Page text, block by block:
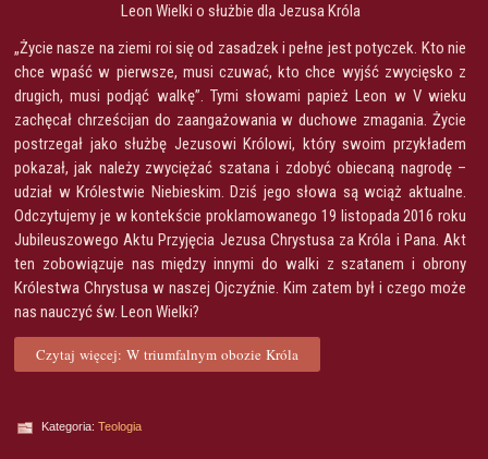
Leon Wielki o służbie dla Jezusa Króla
„Życie nasze na ziemi roi się od zasadzek i pełne jest potyczek. Kto nie
chce wpaść w pierwsze, musi czuwać, kto chce wyjść zwycięsko z
drugich, musi podjąć walkę”. Tymi słowami papież Leon w V wieku
zachęcał chrześcijan do zaangażowania w duchowe zmagania. Życie
postrzegał jako służbę Jezusowi Królowi, który swoim przykładem
pokazał, jak należy zwyciężać szatana i zdobyć obiecaną nagrodę –
udział w Królestwie Niebieskim. Dziś jego słowa są wciąż aktualne.
Odczytujemy je w kontekście proklamowanego 19 listopada 2016 roku
Jubileuszowego Aktu Przyjęcia Jezusa Chrystusa za Króla i Pana. Akt
ten zobowiązuje nas między innymi do walki z szatanem i obrony
Królestwa Chrystusa w naszej Ojczyźnie. Kim zatem był i czego może
nas nauczyć św. Leon Wielki?
Czytaj więcej: W triumfalnym obozie Króla
Kategoria: Teologia